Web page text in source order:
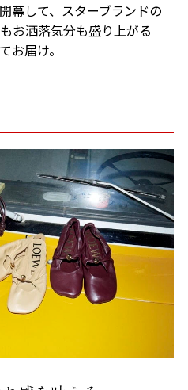
幕して、スターブランドの
お洒落気分も盛り上がる
お届け。